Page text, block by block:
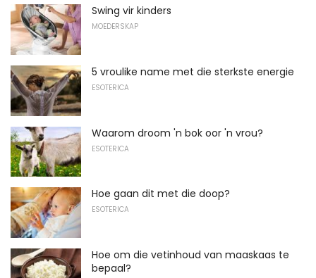
Swing vir kinders
MOEDERSKAP
5 vroulike name met die sterkste energie
ESOTERICA
Waarom droom 'n bok oor 'n vrou?
ESOTERICA
Hoe gaan dit met die doop?
ESOTERICA
Hoe om die vetinhoud van maaskaas te
bepaal?